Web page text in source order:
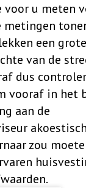
voor u meten
metingen
een
van de
dus
vooraf in het
aan de
zou